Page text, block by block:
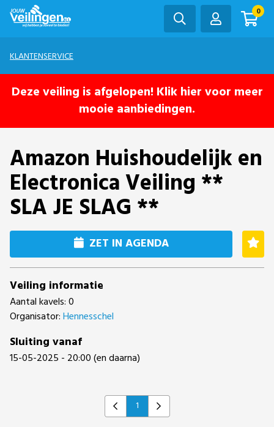
0
KLANTENSERVICE
Deze veiling is afgelopen! Klik hier voor meer
mooie aanbiedingen.
Amazon Huishoudelijk en
Electronica Veiling **
SLA JE SLAG **
ZET IN AGENDA
Veiling informatie
Aantal kavels: 0
Organisator:Hennesschel
Sluiting vanaf
15-05-2025 - 20:00 (en daarna)
Previous
1 Next